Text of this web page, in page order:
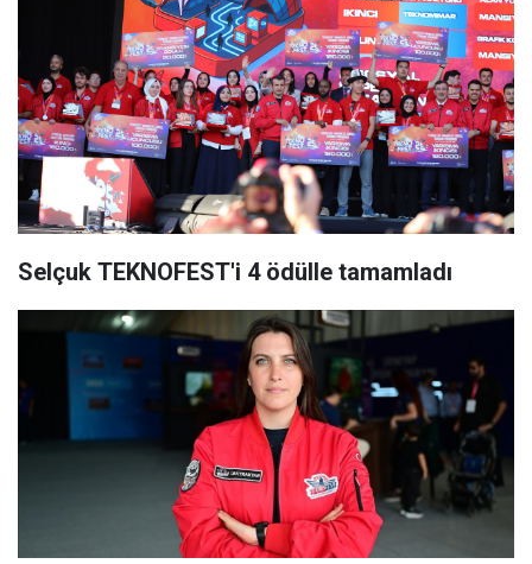
Selçuk TEKNOFEST'i 4 ödülle tamamladı